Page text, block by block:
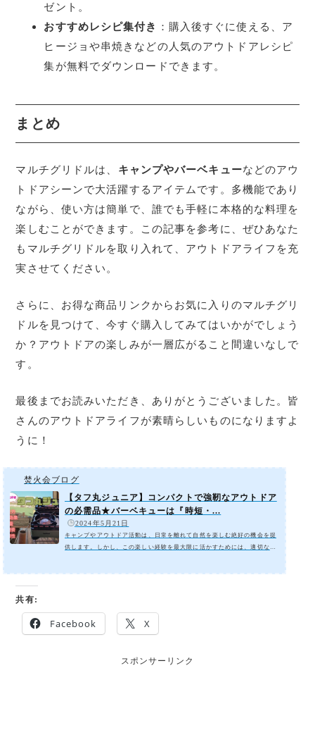
ゼント。
おすすめレシピ集付き ：購入後すぐに使える、ア
ヒージョや串焼きなどの人気のアウトドアレシピ
集が無料でダウンロードできます。
まとめ
マルチグリドルは、 キャンプやバーベキューなどのアウ
トドアシーンで大活躍するアイテムです。多機能であり
ながら、使い方は簡単で、誰でも手軽に本格的な料理を
楽しむことができます。この記事を参考に、ぜひあなた
もマルチグリドルを取り入れて、アウトドアライフを充
実させてください。
さらに、お得な商品リンクからお気に入りのマルチグリ
ドルを見つけて、今すぐ購入してみてはいかがでしょう
か？アウトドアの楽しみが一層広がること間違いなしで
す。
最後までお読みいただき、ありがとうございました。皆
さんのアウトドアライフが素晴らしいものになりますよ
うに！
焚火会ブログ
【タフ丸ジュニア】コンパクトで強靭なアウトドア
の必需品★バーベキューは『時短・...
️2024年5月21日
キャンプやアウトドア活動は、日常を離れて自然を楽しむ絶好の機会を提
供します。しかし、この楽しい経験を最大限に活かすためには、適切な道
コンロです。そのサイズは286×192.5×122...
共有:
Facebook X
スポンサーリンク